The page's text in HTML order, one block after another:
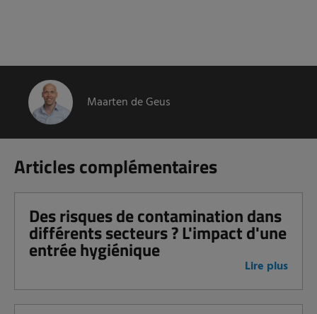
Maarten de Geus
Articles complémentaires
Des risques de contamination dans
différents secteurs ? L'impact d'une
entrée hygiénique
Lire plus